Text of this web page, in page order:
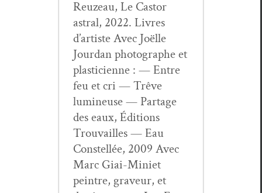
Reuzeau, Le Cas­tor
astral, 2022. Livres
d’artiste Avec Joëlle
Jour­dan pho­tographe et
plas­ti­ci­enne : — Entre
feu et cri — Trêve
lumineuse — Partage
des eaux, Édi­tions
Trou­vailles — Eau
Con­stel­lée, 2009 Avec
Marc Giai-Mini­et
pein­tre, graveur, et